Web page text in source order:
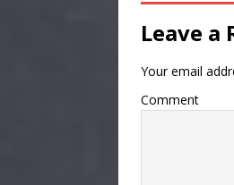
Leave a
Your email
Comment